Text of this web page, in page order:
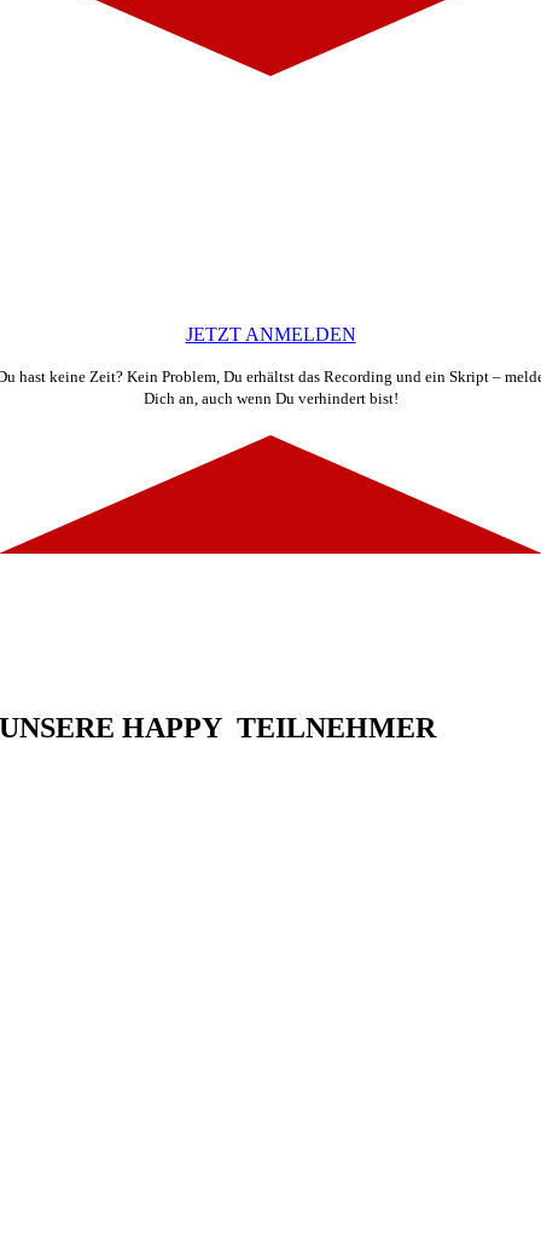
JETZT ANMELDEN
hast keine Zeit? Kein Problem, Du erhältst das Recording und ein Skript –
Dich an, auch wenn Du verhindert bist!
UNSERE HAPPY TEILNEHMER